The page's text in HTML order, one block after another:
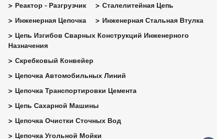
Реактор - Разгрузчик
Сталелитейная Цепь
Инженерная Цепочка
Инженерная Стальная Втулка
Цепь Изгибов Сварных Конструкций Инженерного
Назначения
Скребковый Конвейер
Цепочка Автомобильных Линий
Цепочка Транспортировки Цемента
Цепь Сахарной Машины
Цепочка Очистки Сточных Вод
Цепочка Угольной Мойки